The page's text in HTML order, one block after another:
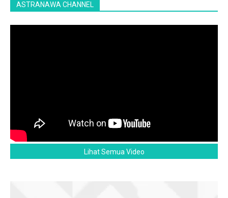
ASTRANAWA CHANNEL
Lihat Semua Video